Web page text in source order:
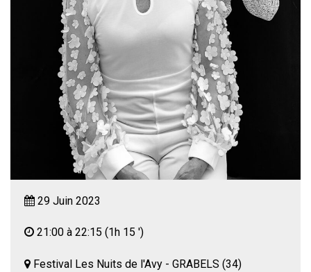
29 Juin 2023
21:00 à 22:15 (1h 15 ')
Festival Les Nuits de l'Avy - GRABELS (34)